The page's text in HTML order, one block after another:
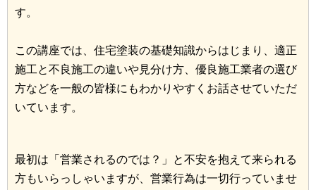
す。
この講座では、住宅塗装の基礎知識からはじまり、適正
施工と不良施工の違いや見分け方、優良施工業者の選び
方などを一般の皆様にもわかりやすくお話させていただ
いています。
最初は「営業されるのでは？」と不安を抱えて来られる
方もいらっしゃいますが、営業行為は一切行っていませ